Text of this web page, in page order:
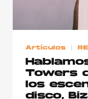
Artículos
Towers
los
disco,